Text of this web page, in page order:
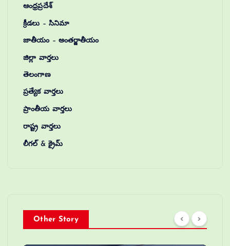
ఆంధ్రప్రదేశ్
క్రీడలు – సినిమా
జాతీయం – అంతర్జాతీయం
జిల్లా వార్తలు
తెలంగాణ
ప్రత్యేక వార్తలు
ప్రాంతీయ వార్తలు
రాష్ట్ర వార్తలు
లీగల్ & క్రైమ్
Other Story